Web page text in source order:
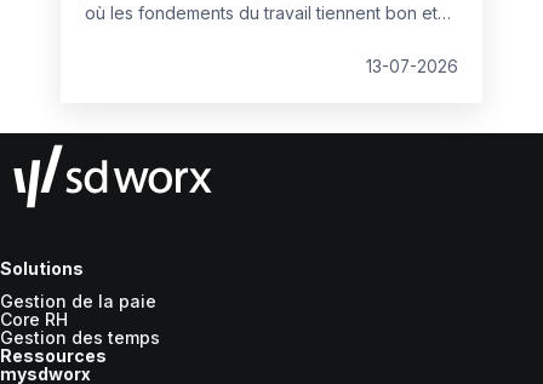
où les fondements du travail tiennent bon et
13-07-2026
Solutions
Gestion de la paie
Core RH
Gestion des temps
Ressources
mysdworx